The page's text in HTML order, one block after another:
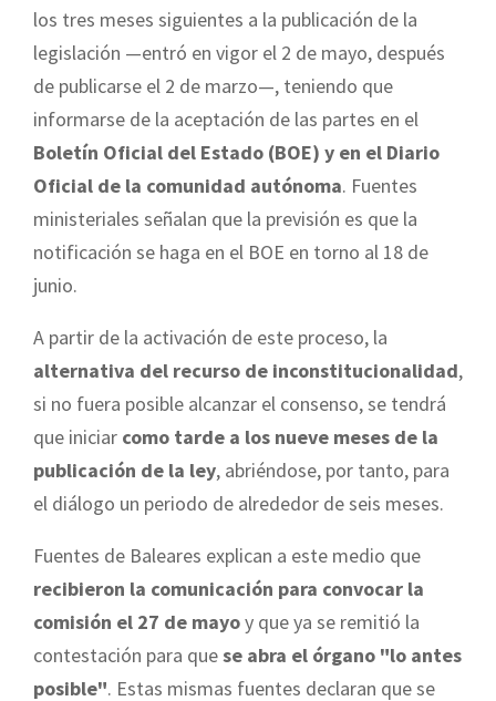
los tres meses siguientes a la publicación de la
legislación —entró en vigor el 2 de mayo, después
de publicarse el 2 de marzo—, teniendo que
informarse de la aceptación de las partes en el
Boletín Oficial del Estado (BOE) y en el Diario
Oficial de la comunidad autónoma. Fuentes
ministeriales señalan que la previsión es que la
notificación se haga en el BOE en torno al 18 de
junio.
A partir de la activación de este proceso, la
alternativa del recurso de inconstitucionalidad,
si no fuera posible alcanzar el consenso, se tendrá
que iniciar como tarde a los nueve meses de la
publicación de la ley, abriéndose, por tanto, para
el diálogo un periodo de alrededor de seis meses.
Fuentes de Baleares explican a este medio que
recibieron la comunicación para convocar la
comisión el 27 de mayoy que ya se remitió la
contestación para quese abra el órgano "lo antes
posible". Estas mismas fuentes declaran que se